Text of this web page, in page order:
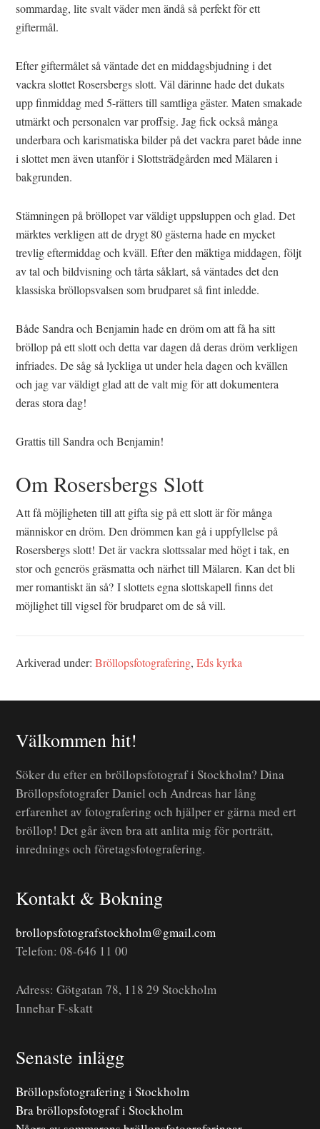
sommardag, lite svalt väder men ändå så perfekt för ett
giftermål.
Efter giftermålet så väntade det en middagsbjudning i det
vackra slottet Rosersbergs slott. Väl därinne hade det dukats
upp finmiddag med 5-rätters till samtliga gäster. Maten smakade
utmärkt och personalen var proffsig. Jag fick också många
underbara och karismatiska bilder på det vackra paret både inne
i slottet men även utanför i Slottsträdgården med Mälaren i
bakgrunden.
Stämningen på bröllopet var väldigt uppsluppen och glad. Det
märktes verkligen att de drygt 80 gästerna hade en mycket
trevlig eftermiddag och kväll. Efter den mäktiga middagen, följt
av tal och bildvisning och tårta såklart, så väntades det den
klassiska bröllopsvalsen som brudparet så fint inledde.
Både Sandra och Benjamin hade en dröm om att få ha sitt
bröllop på ett slott och detta var dagen då deras dröm verkligen
infriades. De såg så lyckliga ut under hela dagen och kvällen
och jag var väldigt glad att de valt mig för att dokumentera
deras stora dag!
Grattis till Sandra och Benjamin!
Om Rosersbergs Slott
Att få möjligheten till att gifta sig på ett slott är för många
människor en dröm. Den drömmen kan gå i uppfyllelse på
Rosersbergs slott! Det är vackra slottssalar med högt i tak, en
stor och generös gräsmatta och närhet till Mälaren. Kan det bli
mer romantiskt än så? I slottets egna slottskapell finns det
möjlighet till vigsel för brudparet om de så vill.
Arkiverad under:Bröllopsfotografering,Eds kyrka
Välkommen hit!
Söker du efter en bröllopsfotograf i Stockholm? Dina
Bröllopsfotografer Daniel och Andreas har lång
erfarenhet av fotografering och hjälper er gärna med ert
bröllop! Det går även bra att anlita mig för porträtt,
inrednings och företagsfotografering.
Kontakt & Bokning
brollopsfotografstockholm@gmail.com
Telefon: 08-646 11 00
Adress: Götgatan 78, 118 29 Stockholm
Innehar F-skatt
Senaste inlägg
Bröllopsfotografering i Stockholm
Bra bröllopsfotograf i Stockholm